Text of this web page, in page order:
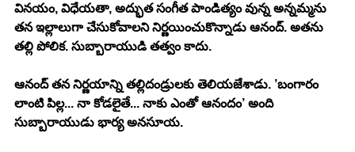
వినయం, విధేయతా, అద్భుత సంగీత పాండిత్యం వున్న అన్నమ్మను
తన ఇల్లాలుగా చేసుకోవాలని నిర్ణయించుకొన్నాడు ఆనంద్. అతను
తల్లి పోలిక. సుబ్బారాయుడి తత్వం కాదు.
ఆనంద్ తన నిర్ణయాన్ని తల్లిదండ్రులకు తెలియజేశాడు. ’బంగారం
లాంటి పిల్ల... నా కోడలైతే... నాకు ఎంతో ఆనందం’ అంది
సుబ్బారాయుడు భార్య అనసూయ.